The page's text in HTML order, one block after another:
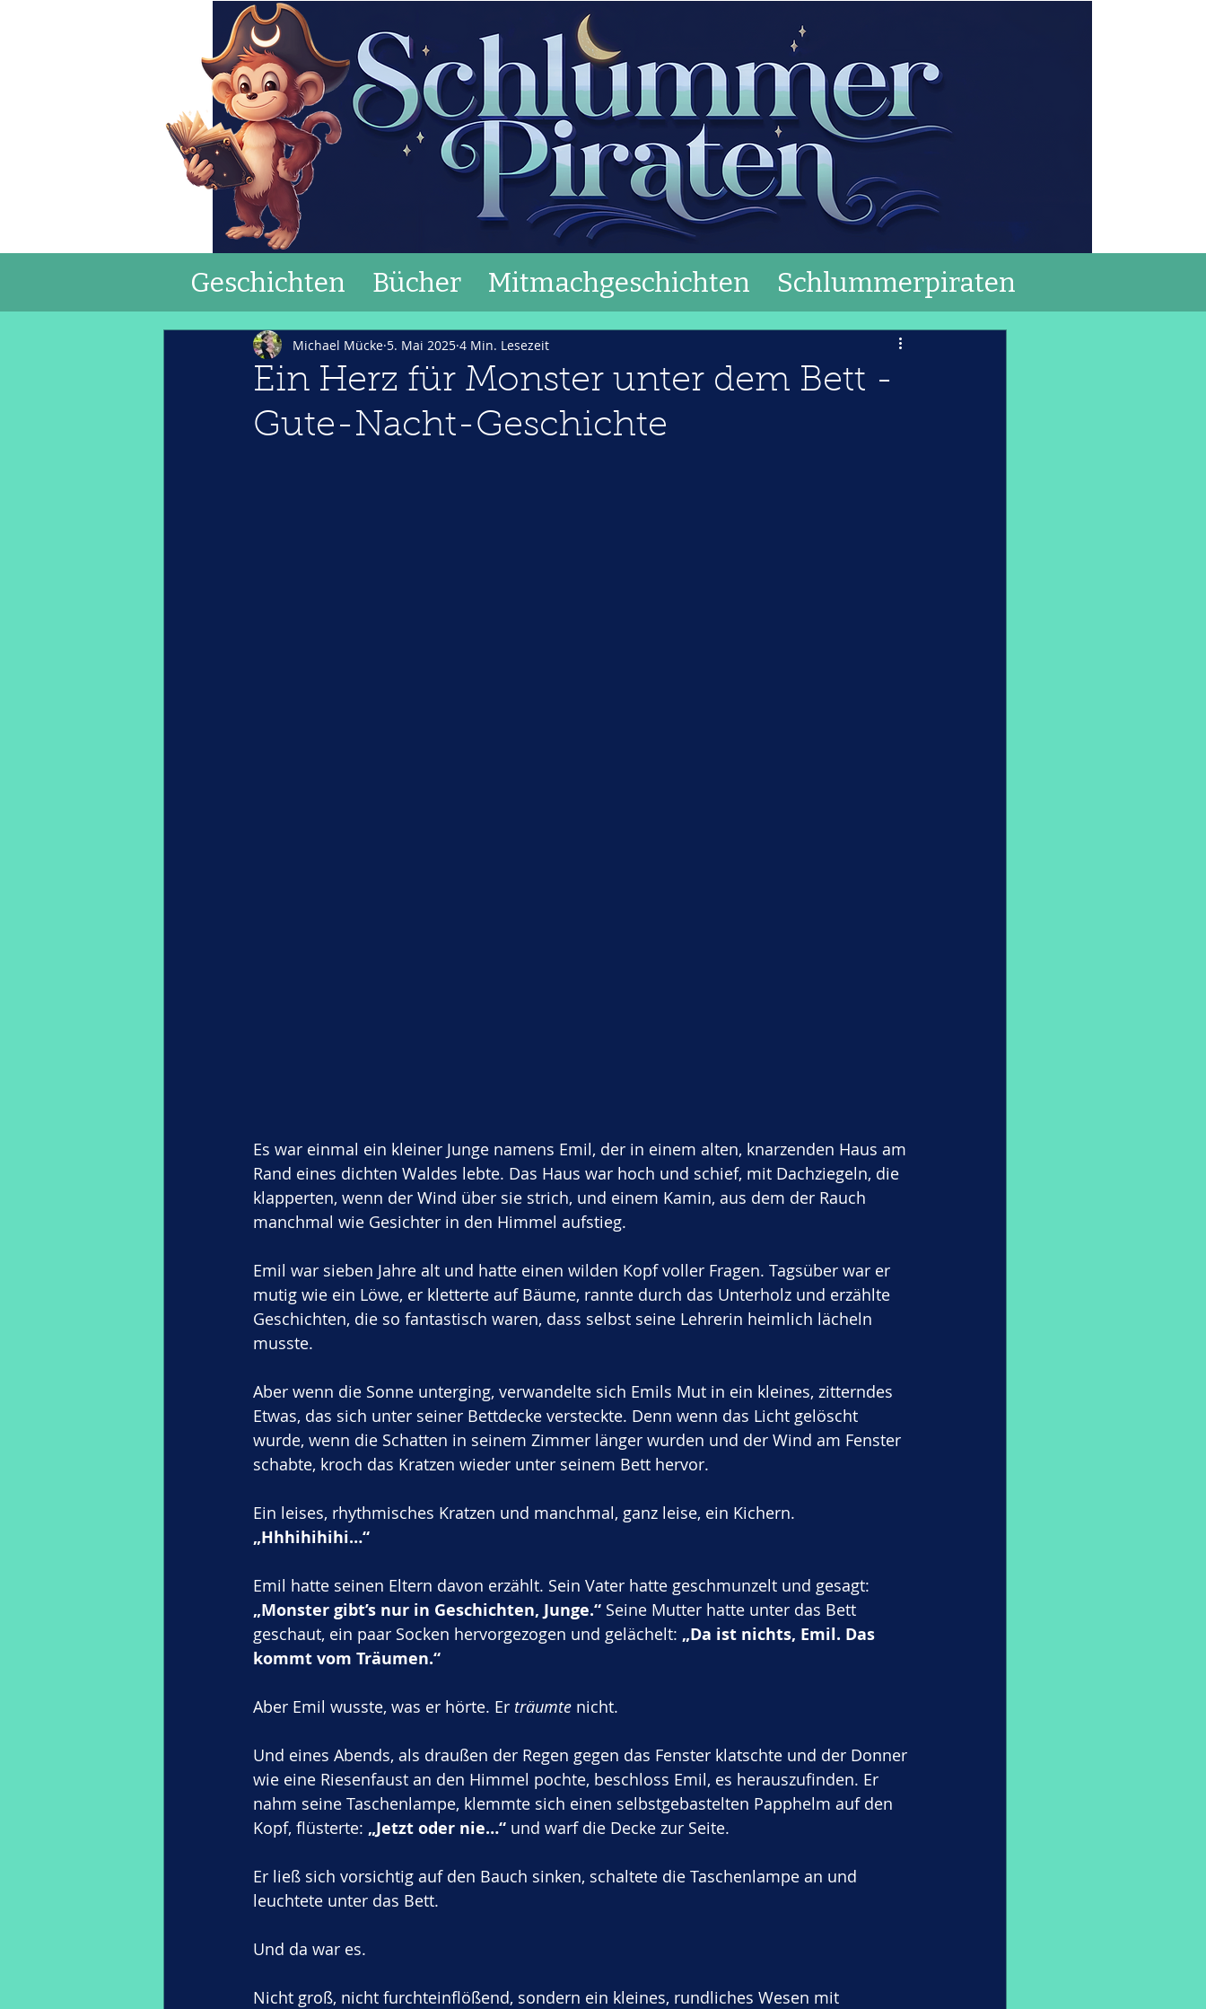
Geschichten Bücher Mitmachgeschichten Schlummerpiraten
Ein Herz für Monster unter dem Bett -
Gute-Nacht-Geschichte
Michael Mücke 5. Mai 2025 4 Min. Lesezeit
Es war einmal ein kleiner Junge namens Emil, der in einem alten, knarzenden Haus am
Rand eines dichten Waldes lebte. Das Haus war hoch und schief, mit Dachziegeln, die
klapperten, wenn der Wind über sie strich, und einem Kamin, aus dem der Rauch
manchmal wie Gesichter in den Himmel aufstieg.
Emil war sieben Jahre alt und hatte einen wilden Kopf voller Fragen. Tagsüber war er
mutig wie ein Löwe, er kletterte auf Bäume, rannte durch das Unterholz und erzählte
Geschichten, die so fantastisch waren, dass selbst seine Lehrerin heimlich lächeln
musste.
Aber wenn die Sonne unterging, verwandelte sich Emils Mut in ein kleines, zitterndes
Etwas, das sich unter seiner Bettdecke versteckte. Denn wenn das Licht gelöscht
wurde, wenn die Schatten in seinem Zimmer länger wurden und der Wind am Fenster
schabte, kroch das Kratzen wieder unter seinem Bett hervor.
Ein leises, rhythmisches Kratzen und manchmal, ganz leise, ein Kichern.
„Hhhihihihi…“
Emil hatte seinen Eltern davon erzählt. Sein Vater hatte geschmunzelt und gesagt:
„Monster gibt’s nur in Geschichten, Junge.“ Seine Mutter hatte unter das Bett
geschaut, ein paar Socken hervorgezogen und gelächelt: „Da ist nichts, Emil. Das
kommt vom Träumen.“
Aber Emil wusste, was er hörte. Er träumte nicht.
Und eines Abends, als draußen der Regen gegen das Fenster klatschte und der Donner
wie eine Riesenfaust an den Himmel pochte, beschloss Emil, es herauszufinden. Er
nahm seine Taschenlampe, klemmte sich einen selbstgebastelten Papphelm auf den
Kopf, flüsterte: „Jetzt oder nie…“ und warf die Decke zur Seite.
Er ließ sich vorsichtig auf den Bauch sinken, schaltete die Taschenlampe an und
leuchtete unter das Bett.
Und da war es.
Nicht groß, nicht furchteinflößend, sondern ein kleines, rundliches Wesen mit